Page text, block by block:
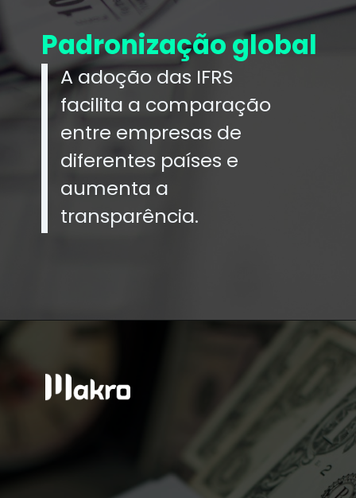
Padronização global
A adoção das IFRS
facilita a comparação
entre empresas de
diferentes países e
aumenta a
transparência.